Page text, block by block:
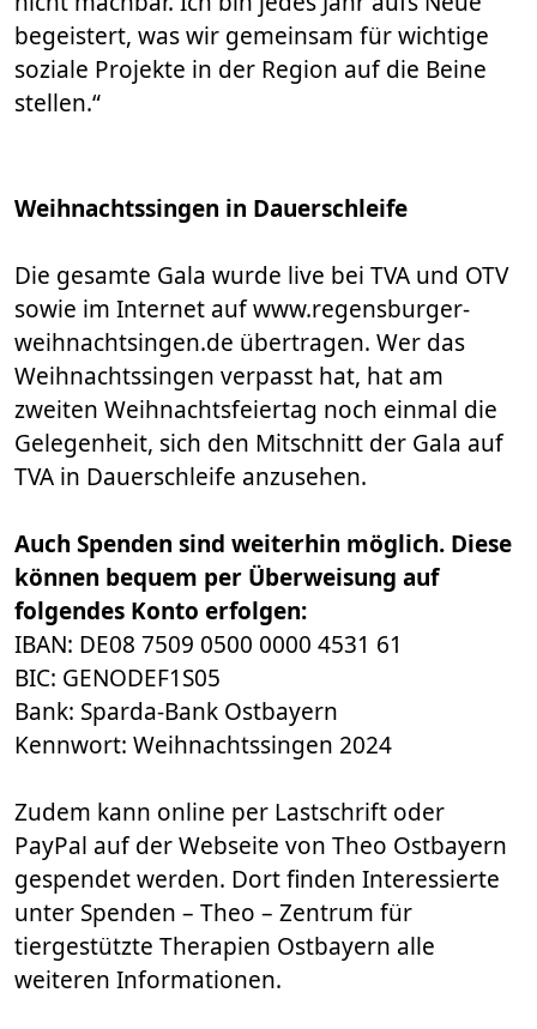
begeistert, was wir gemeinsam für wichtige
soziale Projekte in der Region auf die Beine
stellen.“
Weihnachtssingen in Dauerschleife
Die gesamte Gala wurde live bei TVA und OTV
sowie im Internet auf www.regensburger-
weihnachtsingen.de übertragen. Wer das
Weihnachtssingen verpasst hat, hat am
zweiten Weihnachtsfeiertag noch einmal die
Gelegenheit, sich den Mitschnitt der Gala auf
TVA in Dauerschleife anzusehen.
Auch Spenden sind weiterhin möglich. Diese
können bequem per Überweisung auf
folgendes Konto erfolgen:
IBAN: DE08 7509 0500 0000 4531 61
BIC: GENODEF1S05
Bank: Sparda-Bank Ostbayern
Kennwort: Weihnachtssingen 2024
Zudem kann online per Lastschrift oder
PayPal auf der Webseite von Theo Ostbayern
gespendet werden. Dort finden Interessierte
unter Spenden – Theo – Zentrum für
tiergestützte Therapien Ostbayern alle
weiteren Informationen.